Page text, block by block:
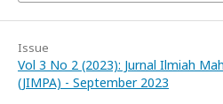
Issue
Vol 3 No 2 (2023): Jurnal Ilmiah
(JIMPA) - September 2023